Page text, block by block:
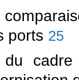
ports 25